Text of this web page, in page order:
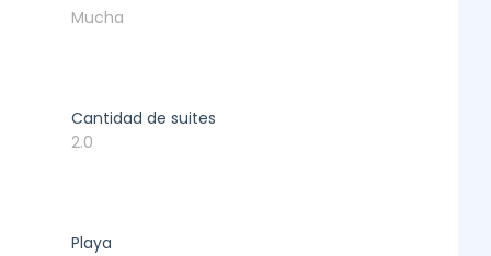
Mucha
Cantidad de suites
2.0
Playa